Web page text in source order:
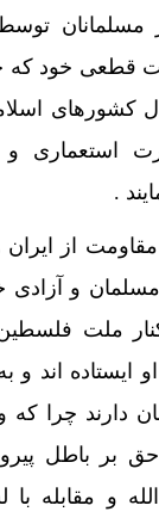
توسط
قطعی خود که
کشورهای
استعماری و
.
از ایران
مسلمان و
ملت فلسطین
ایستاده اند و
دارند چرا
بر باطل
و مقابله با